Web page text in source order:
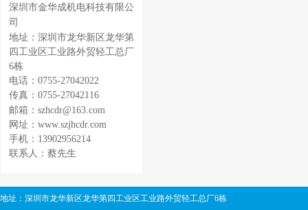
深圳市金华成机电科技有限公
司
地址：深圳市龙华新区龙华第
四工业区工业路外贸轻工总厂
6栋
电话：0755-27042022
传真：0755-27042116
邮箱：szhcdr@163.com
网址：www.szjhcdr.com
手机：13902956214
联系人：蔡先生
地址：深圳市龙华新区龙华第四工业区工业路外贸轻工总厂6栋